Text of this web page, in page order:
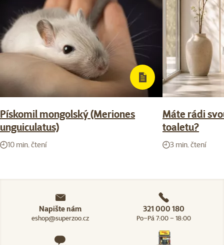
Pískomil mongolský (Meriones
unguiculatus)
10 min. čtení
Máte rádi
toaletu?
3 min. čtení
Napište nám
eshop@superzoo.cz
321 000 180
Po–Pá 7:00 – 18:00